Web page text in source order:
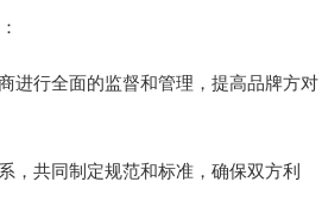
进行全面的监督和管理，提高品牌方对
，共同制定规范和标准，确保双方利